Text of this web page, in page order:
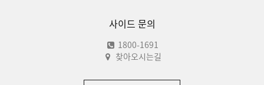
사이드 문의
1800-1691
찾아오시는길